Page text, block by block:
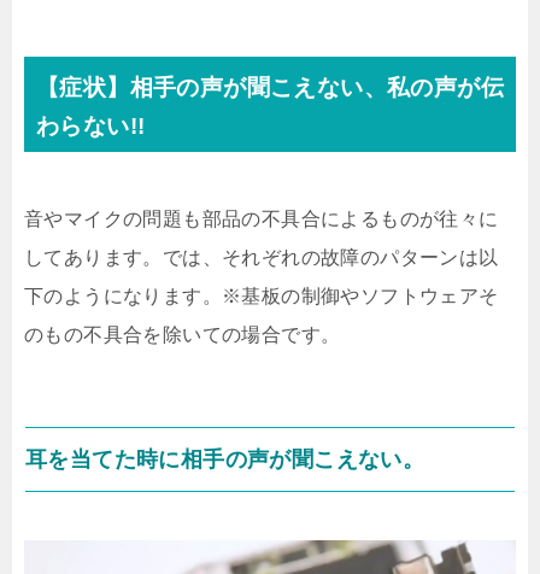
【症状】相手の声が聞こえない、私の声が伝
わらない!!
音やマイクの問題も部品の不具合によるものが往々に
してあります。では、それぞれの故障のパターンは以
下のようになります。※基板の制御やソフトウェアそ
のもの不具合を除いての場合です。
耳を当てた時に相手の声が聞こえない。